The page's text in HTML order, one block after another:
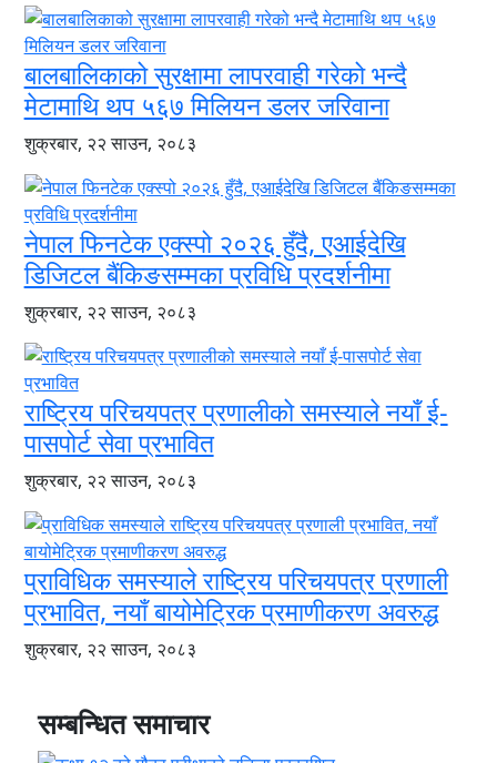
बालबालिकाको सुरक्षामा लापरवाही गरेको भन्दै
मेटामाथि थप ५६७ मिलियन डलर जरिवाना
शुक्रबार, २२ साउन, २०८३
नेपाल फिनटेक एक्स्पो २०२६ हुँदै, एआईदेखि
डिजिटल बैंकिङसम्मका प्रविधि प्रदर्शनीमा
शुक्रबार, २२ साउन, २०८३
राष्ट्रिय परिचयपत्र प्रणालीको समस्याले नयाँ ई-
पासपोर्ट सेवा प्रभावित
शुक्रबार, २२ साउन, २०८३
प्राविधिक समस्याले राष्ट्रिय परिचयपत्र प्रणाली
प्रभावित, नयाँ बायोमेट्रिक प्रमाणीकरण अवरुद्ध
शुक्रबार, २२ साउन, २०८३
सम्बन्धित समाचार